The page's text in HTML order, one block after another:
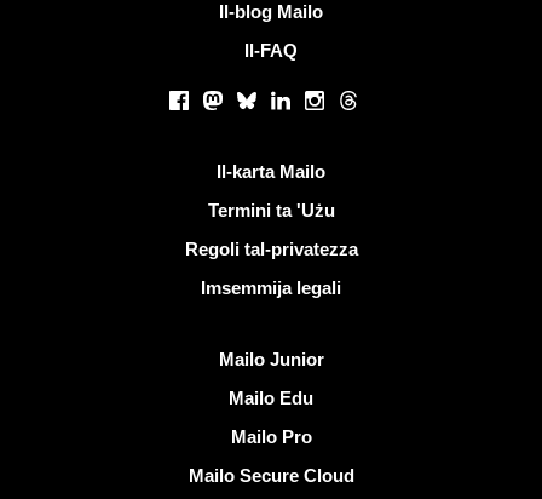
Il-blog Mailo
Il-FAQ
Facebook
Mastodon
BlueskyLinkedInInstagram
Threads
Il-karta Mailo
Termini ta 'Użu
Regoli tal-privatezza
Imsemmija legali
Mailo Junior
Mailo Edu
Mailo Pro
Mailo Secure Cloud